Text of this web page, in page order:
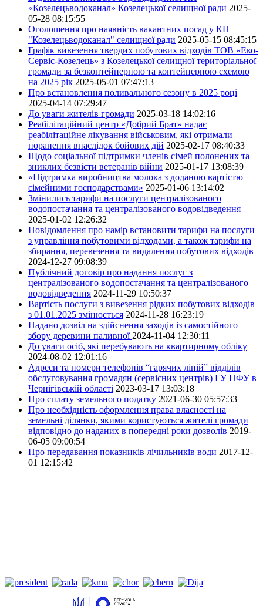
«Козелецьводоканал» Козелецької селищної ради 2025-
05-28 08:15:55
Оголошення про наявність вакантних посад у КП
"Козелецьводоканал" селищної ради 2025-05-15 08:45:15
Графік вивезення твердих побутових відходів ТОВ «Еко-
Сервіс-Козелець» з Козелецької селищної територіальної
громади за безконтейнерною та контейнерною схемою
на 2025 рік 2025-05-01 07:47:13
Про встановлення поливального сезону в 2025 році
2025-04-14 07:29:47
До уваги жителів громади 2025-03-18 14:02:16
Реабілітаційний центр «Добрий Брат» надає
реабілітаційне лікування військовим, які отримали
поранення внаслідок бойових дій 2025-02-17 08:40:33
Щодо соціальної підтримки членів сімей полонених та
зниклих безвісти ветеранів війни 2025-01-17 13:08:39
«Підтримка виробництва молока з доданою вартістю
сімейними господарствами» 2025-01-06 13:14:02
Змінились тарифи на послуги централізованого
водопостачання та централізованого водовідведення
2025-01-02 12:26:32
Повідомлення про намір встановити тарифи на послуги
з управління побутовими відходами, а також тарифи на
збирання, перевезення та видалення побутових відходів
2024-12-27 09:08:39
Публічний договір про надання послуг з
централізованого водопостачання та централізованого
водовідведення 2024-11-29 10:50:37
Вартість послуги з вивезення рідких побутових відходів
з 01.01.2025 змінюється 2024-11-28 16:23:19
Надано дозвіл на здійснення заходів із самостійного
збору деревини паливної 2024-11-04 12:30:11
До уваги осіб, які перебувають на квартирному обліку
2024-08-02 12:01:16
Адреси та номери телефонів “гарячих ліній” відділів
обслуговування громадян (сервісних центрів) ГУ ПФУ в
Чернігівській області 2023-03-17 13:03:18
Про сплату земельного податку 2021-06-30 05:57:33
Про необхідність оформлення права власності на
земельні ділянки, якими користуються жителі громади
відповідно до наданих в попередні роки дозволів 2019-
06-05 09:00:54
Про передавання показників лічильників води 2017-12-
01 12:15:42